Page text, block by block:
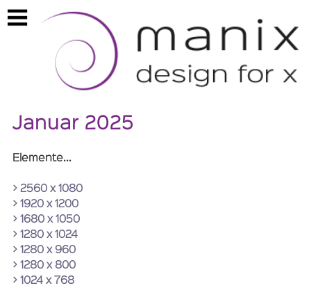
https://www.manix.ch/kalender2025
Januar 2025
Elemente...
> 2560 x 1080
> 1920 x 1200
> 1680 x 1050
> 1280 x 1024
> 1280 x 960
> 1280 x 800
> 1024 x 768